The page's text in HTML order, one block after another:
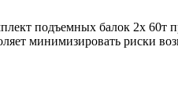
подъемных балок 2x 60т
минимизировать риски